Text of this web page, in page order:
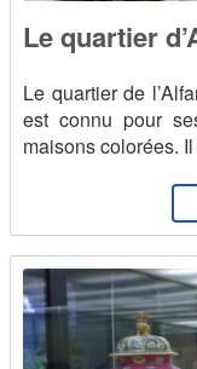
Le quartier
Le quartier de
est connu pour
maisons colorées.